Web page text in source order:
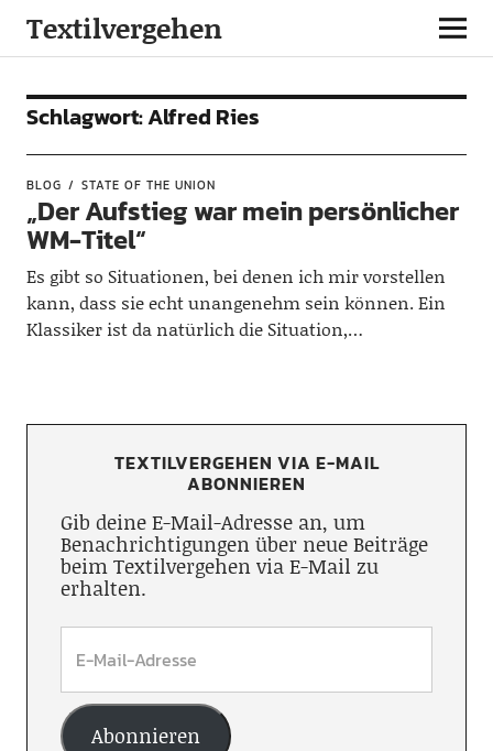
Textilvergehen
Schlagwort:Alfred Ries
BLOG STATE OF THE UNION
„Der Aufstieg war mein persönlicher
WM-Titel“
Es gibt so Situationen, bei denen ich mir vorstellen
kann, dass sie echt unangenehm sein können. Ein
Klassiker ist da natürlich die Situation,…
TEXTILVERGEHEN VIA E-MAIL
ABONNIEREN
Gib deine E-Mail-Adresse an, um
Benachrichtigungen über neue Beiträge
beim Textilvergehen via E-Mail zu
erhalten.
Abonnieren